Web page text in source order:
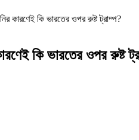
কারণেই কি ভারতের ওপর রুষ্ট ট্রাম্প?
কি ভারতের ওপর রুষ্ট